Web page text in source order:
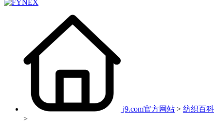
j9.com官方网站 > 纺织百科
>